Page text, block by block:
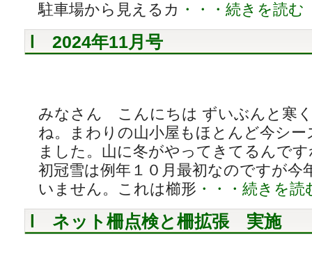
駐車場から見えるカ ・・・続きを読む
2024年11月号
みなさん こんにちは ずいぶんと寒
ね。まわりの山小屋もほとんど今シ
ました。山に冬がやってきてるんで
初冠雪は例年１０月最初なのですが今
いません。これは櫛形 ・・・続きを読
ネット柵点検と柵拡張 実施